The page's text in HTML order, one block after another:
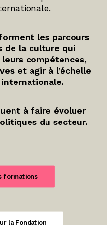
les parcours
de la culture qui
compétences,
et agir à l’échelle
à faire évoluer
du secteur.
formations
la Fondation